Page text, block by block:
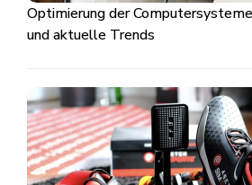
Optimierung der
und aktuelle Trends